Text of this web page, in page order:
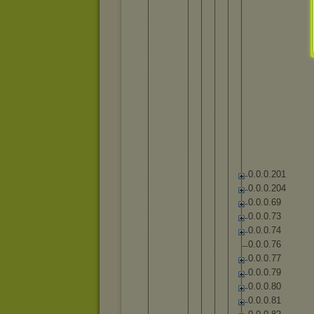
0.0.0.201
0.0.0.204
0.0.0.69
0.0.0.73
0.0.0.74
0.0.0.76
0.0.0.77
0.0.0.79
0.0.0.80
0.0.0.81